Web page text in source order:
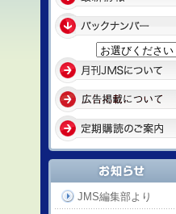
JMS編集部より